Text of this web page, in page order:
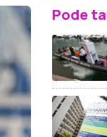
Pode